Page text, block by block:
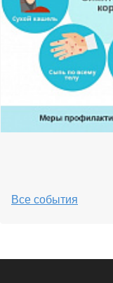
Все события